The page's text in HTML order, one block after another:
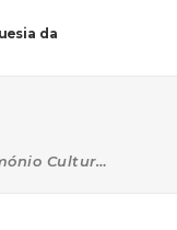
da
Cultural